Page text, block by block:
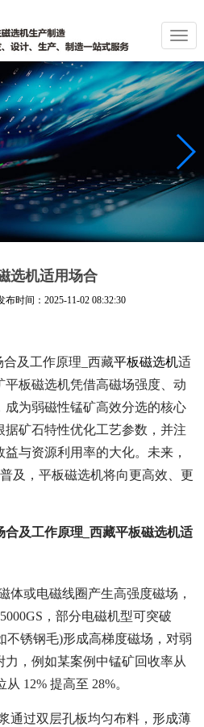
切
换
导
航
选机适用场合
布时间： 2025-11-02 08:32:30
及工作原理_西藏平板磁选机适
平板磁选机凭借高磁场强度、动
成为弱磁性锰矿高效分选的核心
矿石特性优化工艺参数，并注
与资源利用率的大化。未来，
及，平板磁选机将向更高效、更
及工作原理_西藏平板磁选机适
体或电磁线圈产生高强度磁场，
，部分电磁机型可突破
不锈钢毛)形成高梯度磁场，对弱
，例如某案例中锰矿回收率从
12% 提高至 28%。
通过双层孔板均匀布料，形成薄